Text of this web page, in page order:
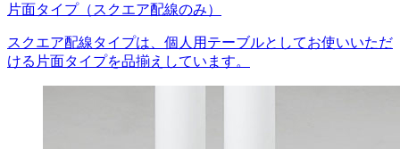
片面タイプ（スクエア配線のみ）
スクエア配線タイプは、個人用テーブルとしてお使いいただ
ける片面タイプを品揃えしています。